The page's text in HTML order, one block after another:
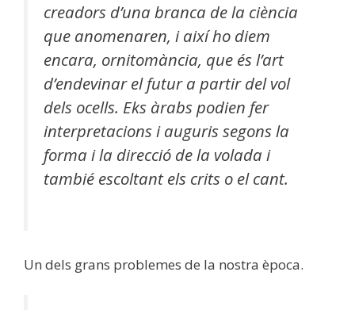
creadors d’una branca de la ciència
que anomenaren, i així ho diem
encara, ornitomància, que és l’art
d’endevinar el futur a partir del vol
dels ocells. Eks àrabs podien fer
interpretacions i auguris segons la
forma i la direcció de la volada i
tambié escoltant els crits o el cant.
Un dels grans problemes de la nostra època.